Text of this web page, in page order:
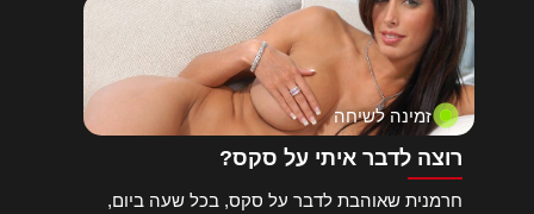
זמינה לשיחה
רוצה לדבר איתי על סקס?
חרמנית שאוהבת לדבר על סקס, בכל שעה ביום,